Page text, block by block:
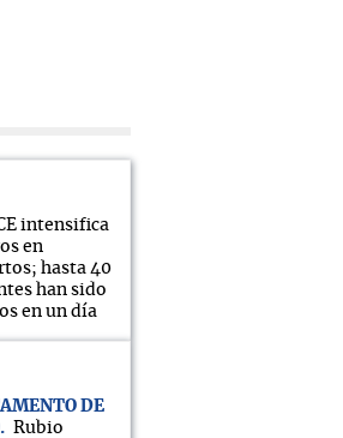
intensifica
en
hasta 40
han sido
en un día
DE
Rubio